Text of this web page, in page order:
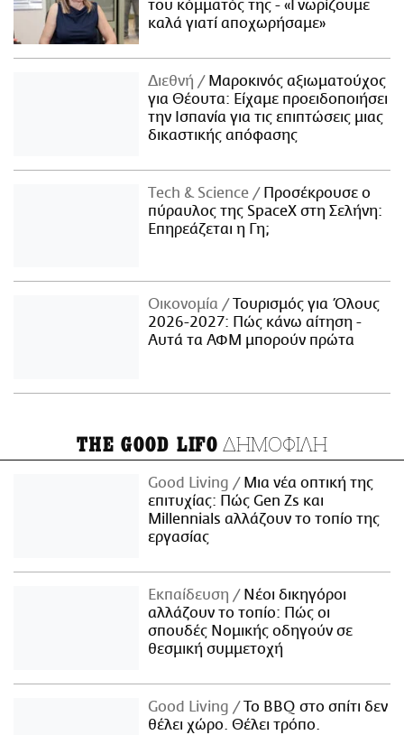
του κόμματός της - «Γνωρίζουμε
καλά γιατί αποχωρήσαμε»
Διεθνή
Μαροκινός αξιωματούχος
για Θέουτα: Είχαμε προειδοποιήσει
την Ισπανία για τις επιπτώσεις μιας
δικαστικής απόφασης
Τech & Science
Προσέκρουσε ο
πύραυλος της SpaceX στη Σελήνη:
Επηρεάζεται η Γη;
Οικονομία
Τουρισμός για Όλους
2026-2027: Πώς κάνω αίτηση -
Αυτά τα ΑΦΜ μπορούν πρώτα
THE GOOD LIFO ΔΗΜΟΦΙΛΗ
Good Living
Μια νέα οπτική της
επιτυχίας: Πώς Gen Zs και
Millennials αλλάζουν το τοπίο της
εργασίας
Εκπαίδευση
Νέοι δικηγόροι
αλλάζουν το τοπίο: Πώς οι
σπουδές Νομικής οδηγούν σε
θεσμική συμμετοχή
Good Living
Το BBQ στο σπίτι δεν
θέλει χώρο. Θέλει τρόπο.